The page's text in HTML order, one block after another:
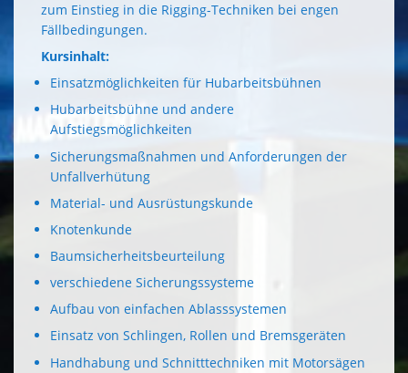
zum Einstieg in die Rigging-Techniken bei engen
Fällbedingungen.
Kursinhalt:
Einsatzmöglichkeiten für Hubarbeitsbühnen
Hubarbeitsbühne und andere
Aufstiegsmöglichkeiten
Sicherungsmaßnahmen und Anforderungen der
Unfallverhütung
Material- und Ausrüstungskunde
Knotenkunde
Baumsicherheitsbeurteilung
verschiedene Sicherungssysteme
Aufbau von einfachen Ablasssystemen
Einsatz von Schlingen, Rollen und Bremsgeräten
Handhabung und Schnitttechniken mit Motorsägen